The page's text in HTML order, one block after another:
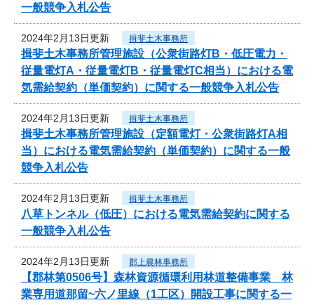
一般競争入札公告
2024年2月13日更新 揖斐土木事務所
揖斐土木事務所管理施設（公衆街路灯B・低圧電力・
従量電灯A・従量電灯B・従量電灯C相当）における電
気需給契約（単価契約）に関する一般競争入札公告
2024年2月13日更新 揖斐土木事務所
揖斐土木事務所管理施設（定額電灯・公衆街路灯A相
当）における電気需給契約（単価契約）に関する一般
競争入札公告
2024年2月13日更新 揖斐土木事務所
八草トンネル（低圧）における電気需給契約に関する
一般競争入札公告
2024年2月13日更新 郡上農林事務所
【郡林第0506号】森林資源循環利用林道整備事業 林
業専用道那留~六ノ里線（1工区）開設工事に関する一